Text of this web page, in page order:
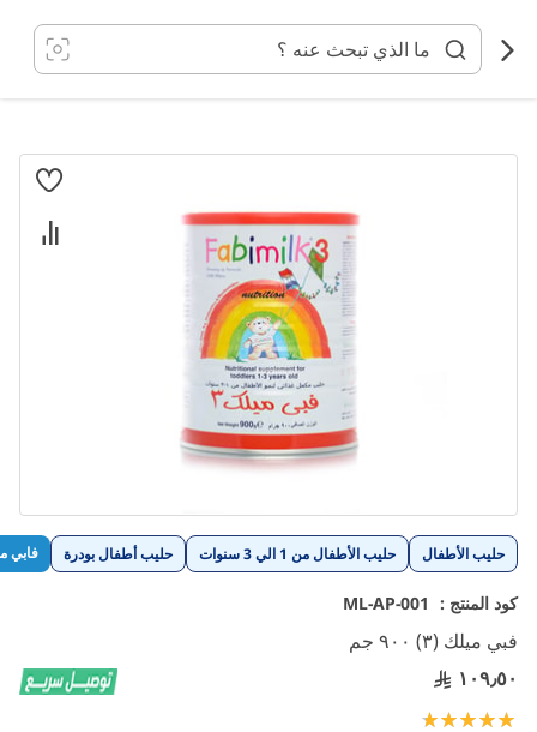
المحتوى
حليب الأطفال حليب الأطفال من 1 الي 3 سنوات حليب أطفال بودرة فابي
كود المنتج : ML-AP-001
فبي ميلك (٣) ٩٠٠ جم
١٠٩٫٥٠
تقييم:
انتقل
تخطي
إلى
بداية
معرض
الصور